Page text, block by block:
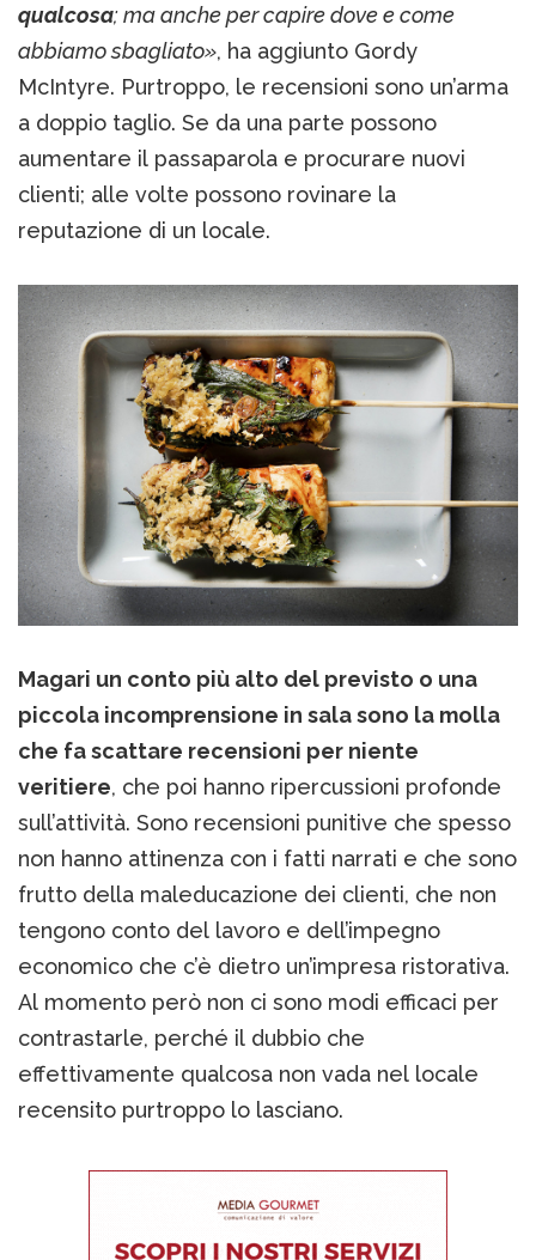
qualcosa; ma anche per capire dove e come
abbiamo sbagliato», ha aggiunto Gordy
McIntyre. Purtroppo, le recensioni sono un’arma
a doppio taglio. Se da una parte possono
aumentare il passaparola e procurare nuovi
clienti; alle volte possono rovinare la
reputazione di un locale.
Magari un conto più alto del previsto o una
piccola incomprensione in sala sono la molla
che fa scattare recensioni per niente
veritiere, che poi hanno ripercussioni profonde
sull’attività. Sono recensioni punitive che spesso
non hanno attinenza con i fatti narrati e che sono
frutto della maleducazione dei clienti, che non
tengono conto del lavoro e dell’impegno
economico che c’è dietro un’impresa ristorativa.
Al momento però non ci sono modi efficaci per
contrastarle, perché il dubbio che
effettivamente qualcosa non vada nel locale
recensito purtroppo lo lasciano.